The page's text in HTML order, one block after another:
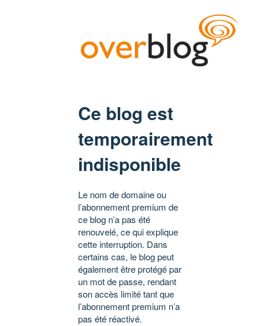
Ce blog est
temporairement
indisponible
Le nom de domaine ou
l’abonnement premium de
ce blog n’a pas été
renouvelé, ce qui explique
cette interruption. Dans
certains cas, le blog peut
également être protégé par
un mot de passe, rendant
son accès limité tant que
l’abonnement premium n’a
pas été réactivé.